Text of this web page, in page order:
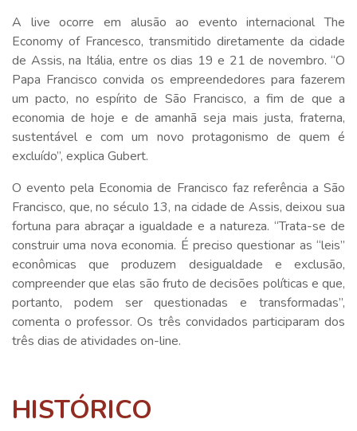
A live ocorre em alusão ao evento internacional The
Economy of Francesco, transmitido diretamente da cidade
de Assis, na Itália, entre os dias 19 e 21 de novembro. “O
Papa Francisco convida os empreendedores para fazerem
um pacto, no espírito de São Francisco, a fim de que a
economia de hoje e de amanhã seja mais justa, fraterna,
sustentável e com um novo protagonismo de quem é
excluído”, explica Gubert.
O evento pela Economia de Francisco faz referência a São
Francisco, que, no século 13, na cidade de Assis, deixou sua
fortuna para abraçar a igualdade e a natureza. “Trata-se de
construir uma nova economia. É preciso questionar as “leis”
econômicas que produzem desigualdade e exclusão,
compreender que elas são fruto de decisões políticas e que,
portanto, podem ser questionadas e transformadas”,
comenta o professor. Os três convidados participaram dos
três dias de atividades on-line.
HISTÓRICO